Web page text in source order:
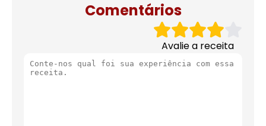
Comentários
Avalie a receita